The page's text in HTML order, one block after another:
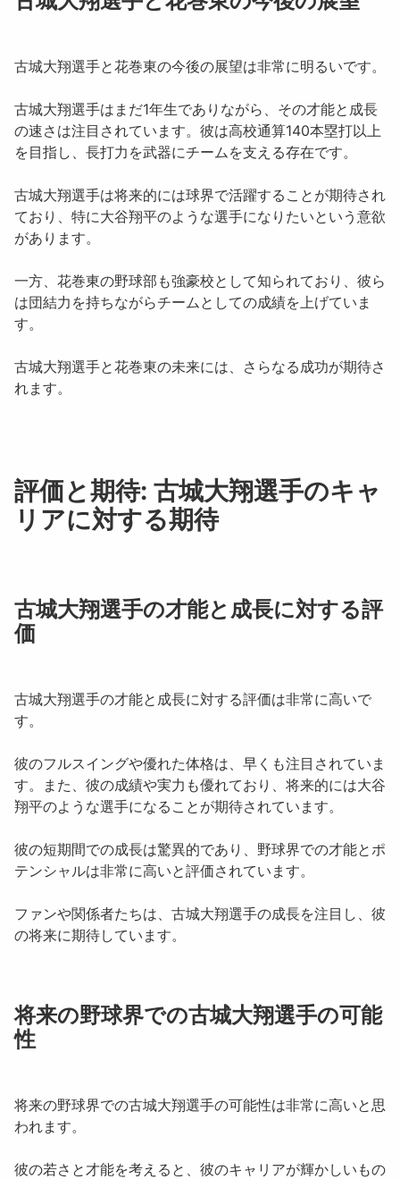
古城大翔選手と花巻東の今後の展望は非常に明るいです。
古城大翔選手はまだ1年生でありながら、その才能と成長
の速さは注目されています。彼は高校通算140本塁打以上
を目指し、長打力を武器にチームを支える存在です。
古城大翔選手は将来的には球界で活躍することが期待され
ており、特に大谷翔平のような選手になりたいという意欲
があります。
一方、花巻東の野球部も強豪校として知られており、彼ら
は団結力を持ちながらチームとしての成績を上げていま
す。
古城大翔選手と花巻東の未来には、さらなる成功が期待さ
れます。
評価と期待: 古城大翔選手のキャ
リアに対する期待
古城大翔選手の才能と成長に対する評
価
古城大翔選手の才能と成長に対する評価は非常に高いで
す。
彼のフルスイングや優れた体格は、早くも注目されていま
す。また、彼の成績や実力も優れており、将来的には大谷
翔平のような選手になることが期待されています。
彼の短期間での成長は驚異的であり、野球界での才能とポ
テンシャルは非常に高いと評価されています。
ファンや関係者たちは、古城大翔選手の成長を注目し、彼
の将来に期待しています。
将来の野球界での古城大翔選手の可能
性
将来の野球界での古城大翔選手の可能性は非常に高いと思
われます。
彼の若さと才能を考えると、彼のキャリアが輝かしいもの